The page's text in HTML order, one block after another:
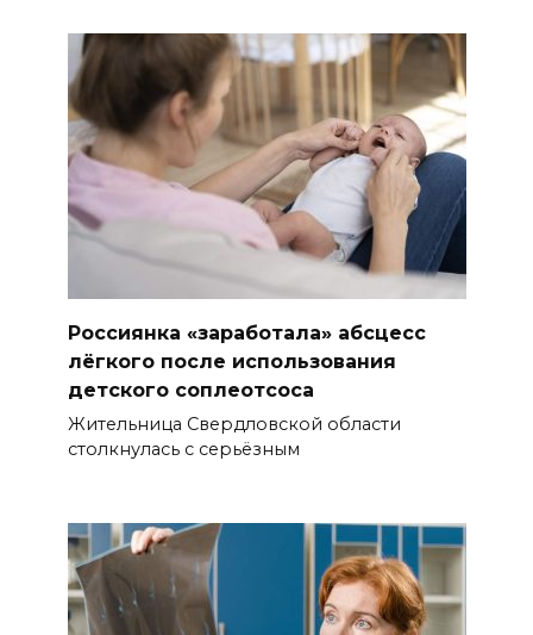
Россиянка «заработала» абсцесс
лёгкого после использования
детского соплеотсоса
Жительница Свердловской области
столкнулась с серьёзным